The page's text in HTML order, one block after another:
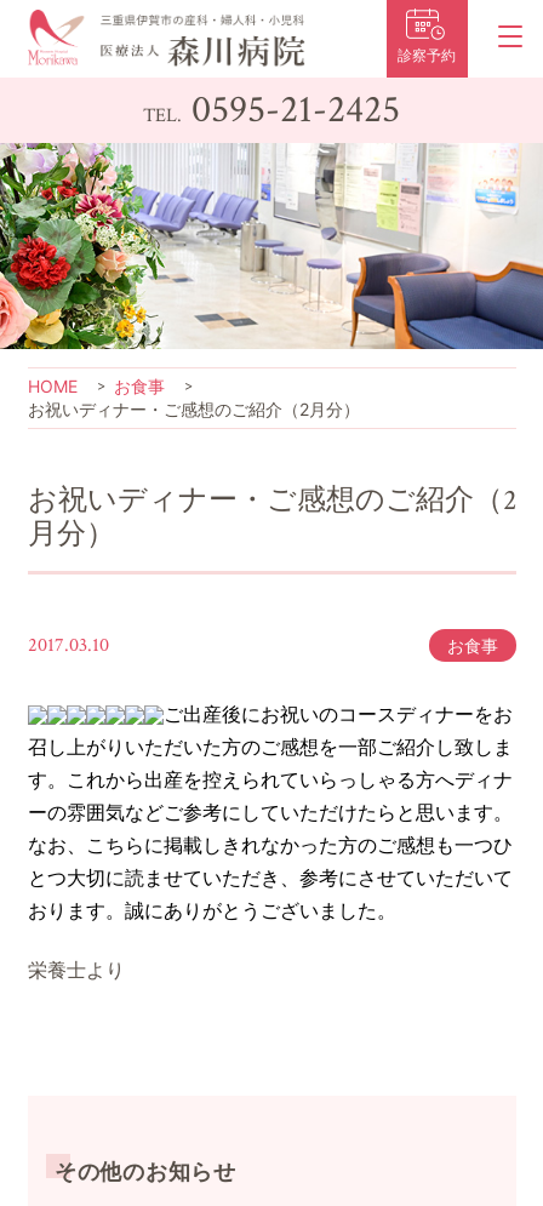
診察予約
TEL. 0595-21-2425
HOME
お食事
お祝いディナー・ご感想のご紹介（2月分）
お祝いディナー・ご感想のご紹介（2
月分）
2017.03.10 お食事
ご出産後にお祝いのコースディナーをお
召し上がりいただいた方のご感想を一部ご紹介し致しま
す。これから出産を控えられていらっしゃる方へディナ
ーの雰囲気などご参考にしていただけたらと思います。
なお、こちらに掲載しきれなかった方のご感想も一つひ
とつ大切に読ませていただき、参考にさせていただいて
おります。誠にありがとうございました。
栄養士より
その他のお知らせ